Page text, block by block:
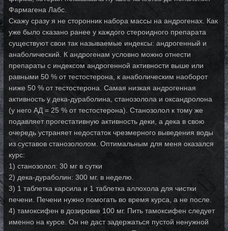
Фармагена Лабс.
Скажу сразу я не сторонник набора массы на андрогенах. Как
уже было сказано ранее у каждого стероидного препарата
существуют свои так называемые индексы: андрогенный и
анаболический. К андрогенам условно можно отнести
препараты с индексом андрогенной активности выше или
равными 50 % от тестостерона, к анаболическим наоборот
ниже 50 % от тестостерона. Самая низкая андрогенная
активность у дека-дураболина, станозолола и оксандролона
(у него АД = 25 % от тестостерона). Станозолол к тому же
подавляет прогестативную активность деки, а дека в свою
очередь устраняет недостаток чрезмерного выведения воды
из суставов станозололом. Оптимальным для меня оказался
курс:
1) станозолол: 30 мг в сутки
2) дека-дураболин: 300 мг. в неделю.
3) 1 таблетка карсила и 1 таблетка аллохола для чистки
печени. Печени нужно помогать во время курса, а не после.
4) тамоксифен в дозировке 100 мг. Пить тамоксифен следует
именно на курсе. Он не даст задержаться пустой ненужной